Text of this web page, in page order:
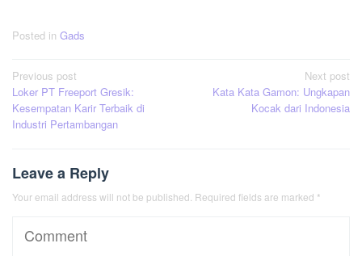
Posted in Gads
Post
navigation
Previous post
Loker PT Freeport Gresik:
Kesempatan Karir Terbaik di
Industri Pertambangan
Next post
Kata Kata Gamon: Ungkapan
Kocak dari Indonesia
Leave a Reply
Your email address will not be published. Required fields are marked *